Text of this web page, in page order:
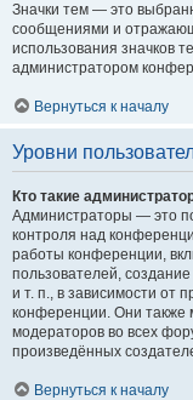
Значки тем — это
сообщениями и
использования значков
администратором
Вернуться к началу
Уровни
Кто такие
Администраторы — это
контроля над
работы конференции,
пользователей,
и т. п., в зависимости от
конференции. Они также
модераторов во всех
произведённых
Вернуться к началу